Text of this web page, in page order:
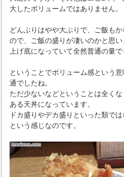
大したボリュームではありません。
どんぶりはやや大ぶりで、ご飯も
ので、ご飯の盛りが凄いのかと思
上げ底になっていて全然普通の量で
ということでボリューム感という
通でしたね。
ただ少ないなどということは全く
ある天丼になっています。
ドカ盛りやデカ盛りといった類で
という感じなのです。